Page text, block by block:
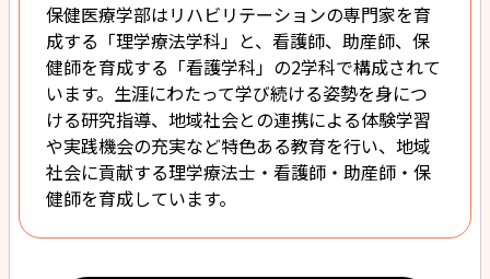
保健医療学部はリハビリテーションの専門家を育
成する「理学療法学科」と、看護師、助産師、保
健師を育成する「看護学科」の2学科で構成されて
います。生涯にわたって学び続ける姿勢を身につ
ける研究指導、地域社会との連携による体験学習
や実践機会の充実など特色ある教育を行い、地域
社会に貢献する理学療法士・看護師・助産師・保
健師を育成しています。